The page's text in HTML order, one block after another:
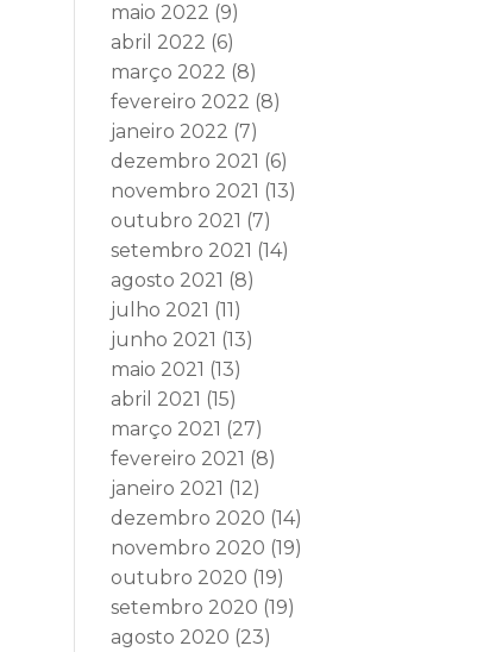
maio 2022 (9)
abril 2022 (6)
março 2022 (8)
fevereiro 2022 (8)
janeiro 2022 (7)
dezembro 2021 (6)
novembro 2021 (13)
outubro 2021 (7)
setembro 2021 (14)
agosto 2021 (8)
julho 2021 (11)
junho 2021 (13)
maio 2021 (13)
abril 2021 (15)
março 2021 (27)
fevereiro 2021 (8)
janeiro 2021 (12)
dezembro 2020 (14)
novembro 2020 (19)
outubro 2020 (19)
setembro 2020 (19)
agosto 2020 (23)